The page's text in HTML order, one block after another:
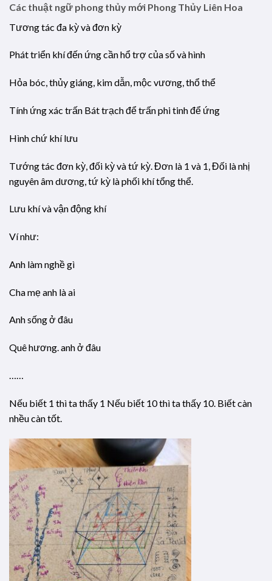
Các thuật ngữ phong thủy mới Phong Thủy Liên Hoa
Tương tác đa kỳ và đơn kỳ
Phát triển khí đến ứng cần hổ trợ của số và hình
Hỏa bóc, thủy giáng, kim dẫn, mộc vương, thổ thể
Tính ứng xác trấn Bát trạch để trấn phi tinh để ứng
Hình chứ khí lưu
Tướng tác đơn kỳ, đối kỳ và tứ kỳ. Đơn là 1 và 1, Đối là nhị
nguyên âm dương, tứ kỳ là phối khí tổng thể.
Lưu khí và vận động khí
Ví như:
Anh làm nghề gì
Cha mẹ anh là ai
Anh sống ở đâu
Quê hương. anh ở đâu
……
Nếu biết 1 thì ta thấy 1 Nếu biết 10 thì ta thấy 10. Biết càn
nhều càn tốt.